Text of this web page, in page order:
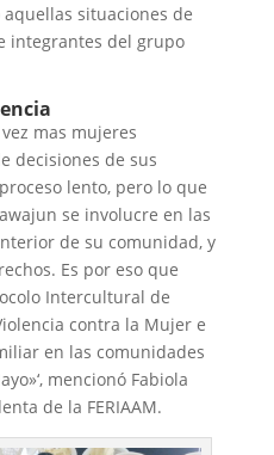
situaciones de
integrantes del grupo
mas mujeres
decisiones de sus
lento, pero lo que
se involucre en las
de su comunidad, y
Es por eso que
Intercultural de
contra la Mujer e
en las comunidades
mencionó Fabiola
de la FERIAAM.